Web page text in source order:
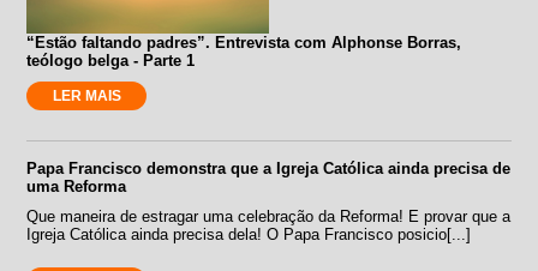
“Estão faltando padres”. Entrevista com Alphonse Borras,
teólogo belga - Parte 1
LER MAIS
Papa Francisco demonstra que a Igreja Católica ainda precisa de
uma Reforma
Que maneira de estragar uma celebração da Reforma! E provar que a
Igreja Católica ainda precisa dela! O Papa Francisco posicio[...]